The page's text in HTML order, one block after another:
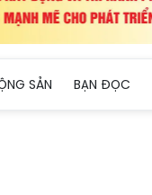
SẢN BẠN ĐỌC